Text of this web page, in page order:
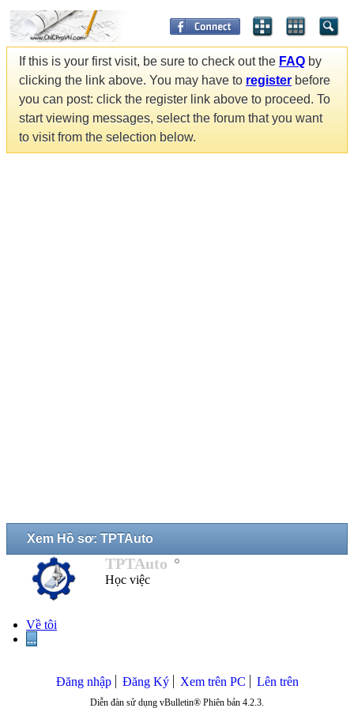
If this is your first visit, be sure to check out the FAQ by
clicking the link above. You may have to register before
you can post: click the register link above to proceed. To
start viewing messages, select the forum that you want
to visit from the selection below.
Xem Hồ sơ: TPTAuto
TPTAuto
Học việc
Về tôi
...
Đăng nhập Đăng Ký Xem trên PC Lên trên
Diễn đàn sử dụng vBulletin® Phiên bản 4.2.3.